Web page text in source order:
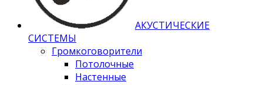
АКУСТИЧЕСКИЕ
СИСТЕМЫ
Громкоговорители
Потолочные
Настенные